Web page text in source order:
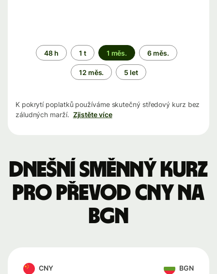
Časové
období
48 h 1 t 1 měs. 6 měs.
12 měs. 5 let
K pokrytí poplatků používáme skutečný středový kurz bez
záludných marží. Zjistěte více
Dnešní směnný kurz
pro převod CNY na
BGN
CNY BGN